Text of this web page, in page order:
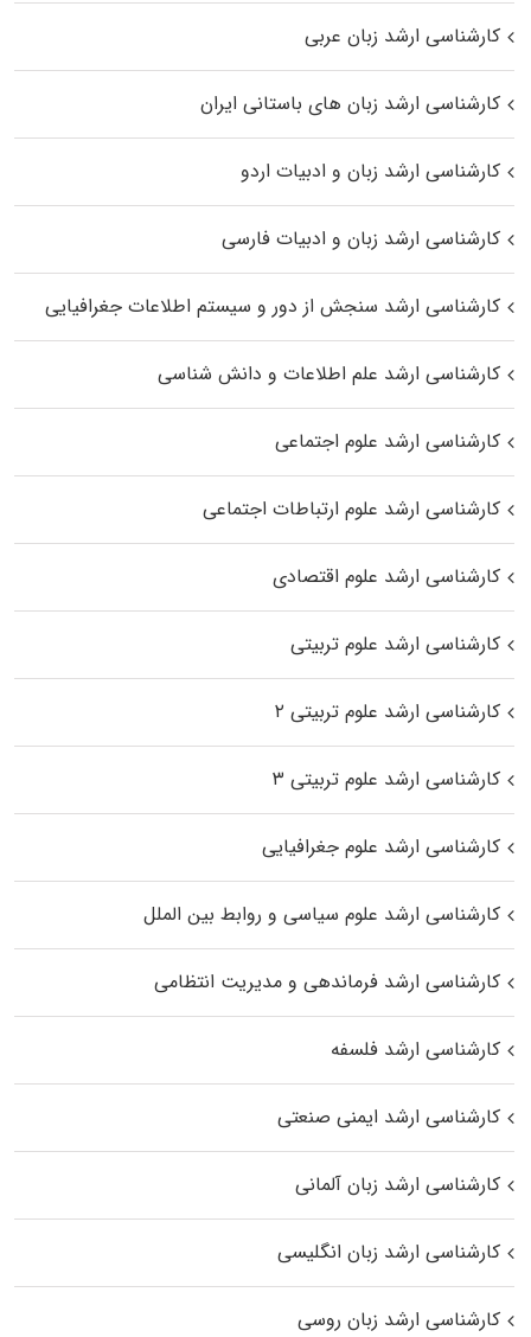
کارشناسی ارشد زبان عربی
کارشناسی ارشد زبان‌ های باستانی ایران
کارشناسی ارشد زبان و ادبیات اردو
کارشناسی ارشد زبان و ادبیات فارسی
کارشناسی ارشد سنجش از دور و سیستم اطلاعات جغرافیایی
کارشناسی ارشد علم اطلاعات و دانش شناسی
کارشناسی ارشد علوم اجتماعی
کارشناسی ارشد علوم ارتباطات اجتماعی
کارشناسی ارشد علوم اقتصادی
کارشناسی ارشد علوم تربیتی
کارشناسی ارشد علوم تربیتی ۲
کارشناسی ارشد علوم تربیتی ۳
کارشناسی ارشد علوم جغرافیایی
کارشناسی ارشد علوم سیاسی و روابط بین الملل
کارشناسی ارشد فرماندهی و مدیریت انتظامی
کارشناسی ارشد فلسفه
کارشناسی ارشد ایمنی صنعتی
کارشناسی ارشد زبان آلمانی
کارشناسی ارشد زبان انگلیسی
کارشناسی ارشد زبان روسی